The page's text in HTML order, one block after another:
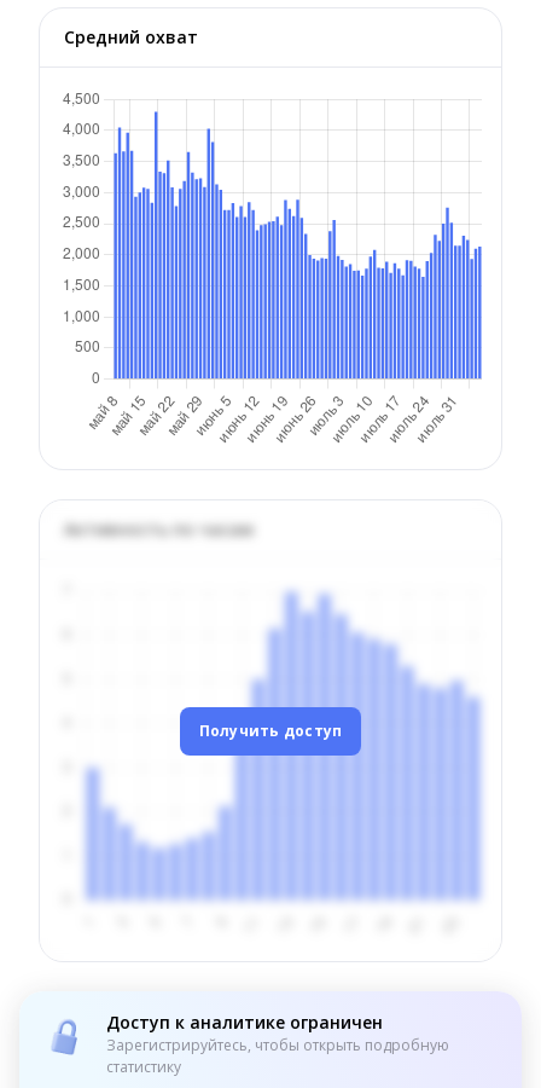
Средний охват
Активность по часам
Получить доступ
Доступ к аналитике ограничен
Зарегистрируйтесь, чтобы открыть подробную
статистику